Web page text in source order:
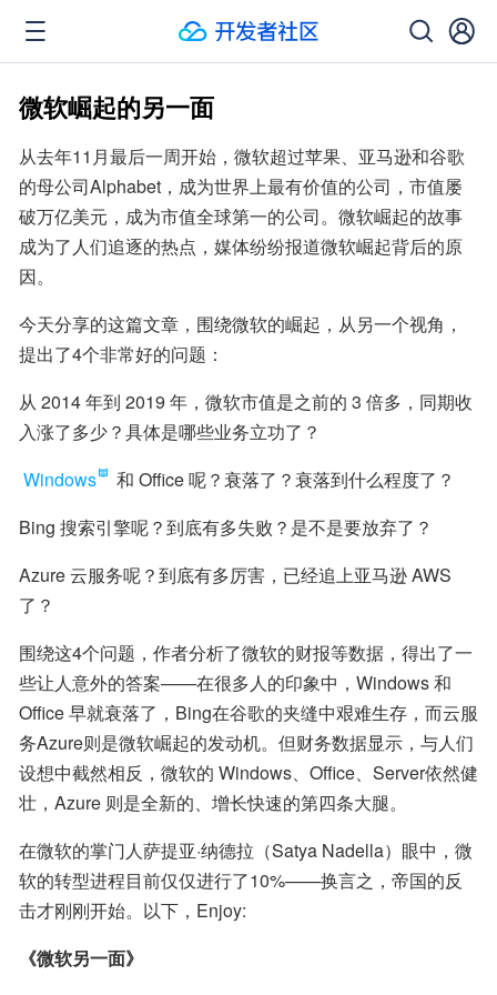
微软崛起的另一面
从去年11月最后一周开始，微软超过苹果、亚马逊和谷歌
的母公司Alphabet，成为世界上最有价值的公司，市值屡
破万亿美元，成为市值全球第一的公司。微软崛起的故事
成为了人们追逐的热点，媒体纷纷报道微软崛起背后的原
因。
今天分享的这篇文章，围绕微软的崛起，从另一个视角，
提出了4个非常好的问题：
从 2014 年到 2019 年，微软市值是之前的 3 倍多，同期收
入涨了多少？具体是哪些业务立功了？
Windows
和 Office 呢？衰落了？衰落到什么程度了？
Bing 搜索引擎呢？到底有多失败？是不是要放弃了？
Azure 云服务呢？到底有多厉害，已经追上亚马逊 AWS
了？
围绕这4个问题，作者分析了微软的财报等数据，得出了一
些让人意外的答案——在很多人的印象中，Windows 和
Office 早就衰落了，Bing在谷歌的夹缝中艰难生存，而云服
务Azure则是微软崛起的发动机。但财务数据显示，与人们
设想中截然相反，微软的 Windows、Office、Server依然健
壮，Azure 则是全新的、增长快速的第四条大腿。
在微软的掌门人萨提亚·纳德拉（Satya Nadella）眼中，微
软的转型进程目前仅仅进行了10%——换言之，帝国的反
击才刚刚开始。以下，Enjoy:
《微软另一面》